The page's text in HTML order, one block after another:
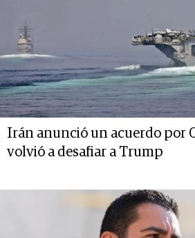
Irán anunció un acuerdo por
volvió a desafiar a Trump